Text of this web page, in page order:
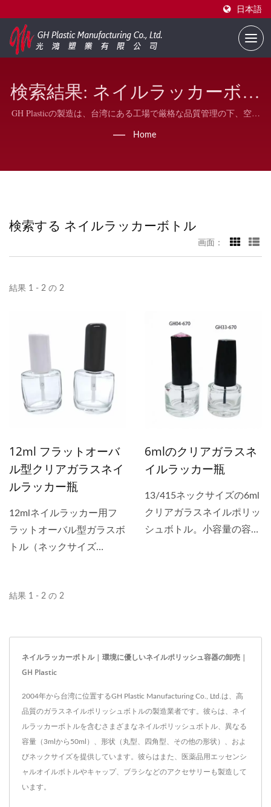
日本語
検索結果: ネイルラッカーボト
ル | ビジネス用のバルクネイ
ルポリッシュボトル | GH
GH Plasticの製造は、台湾にある工場で厳格な品質管理の下、空の
Home
検索する ネイルラッカーボトル
画面：
結果 1 - 2 の 2
12ml フラットオーバ
ル型クリアガラスネイ
ルラッカー瓶
12mlネイルラッカー用フ
ラットオーバル型ガラスボ
トル（ネックサイズ
のボトルにはネイルラッカ
とができ、ブランドのネイ
ルポリッシュボトルとして
6mlのクリアガラスネ
イルラッカー瓶
13/415ネックサイズの6ml
クリアガラスネイルポリッ
シュボトル。小容量の容器
結果 1 - 2 の 2
ネイルラッカーボトル | 環境に優しいネイルポリッシュ容器の卸売 |
GH Plastic
2004年から台湾に位置するGH Plastic Manufacturing Co., Ltd.は、高
品質のガラスネイルポリッシュボトルの製造業者です。彼らは、ネイ
ルラッカーボトルを含むさまざまなネイルポリッシュボトル、異なる
容量（3mlから50ml）、形状（丸型、四角型、その他の形状）、およ
びネックサイズを提供しています。彼らはまた、医薬品用エッセンシ
ャルオイルボトルやキャップ、ブラシなどのアクセサリーも製造して
います。